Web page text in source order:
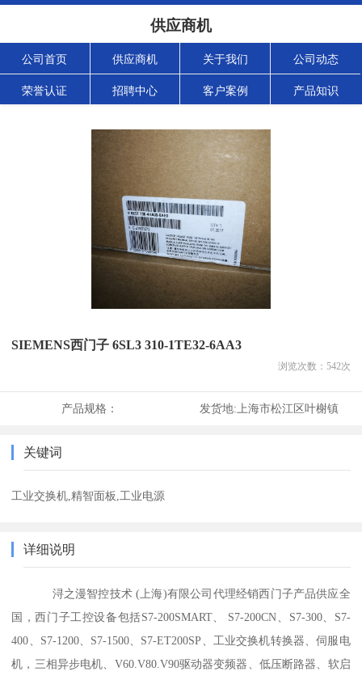
供应商机
公司首页 供应商机 关于我们 公司动态
荣誉认证 招聘中心 客户案例 产品知识
SIEMENS西门子 6SL3 310-1TE32-6AA3
浏览次数： 542次
产品规格： 发货地: 上海市松江区叶榭镇
关键词
工业交换机,精智面板,工业电源
详细说明
浔之漫智控技术 (上海)有限公司代理经销西门子产品供应全
国，西门子工控设备包括S7-200SMART、 S7-200CN、S7-300、S7-
400、S7-1200、S7-1500、S7-ET200SP、工业交换机转换器、伺服电
机，三相异步电机、V60.V80.V90驱动器变频器、低压断路器、软启